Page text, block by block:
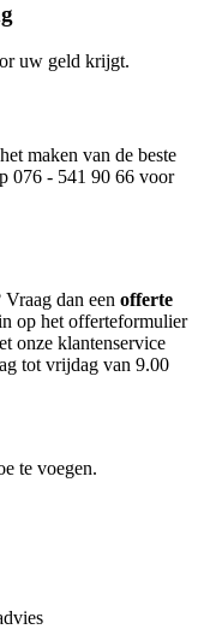
uw geld krijgt.
maken van de beste
076 - 541 90 66 voor
dan een offerte
op het offerteformulier
onze klantenservice
tot vrijdag van 9.00
te voegen.